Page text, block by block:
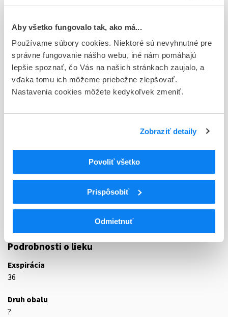
Aby všetko fungovalo tak, ako má...
Používame súbory cookies. Niektoré sú nevyhnutné pre
správne fungovanie nášho webu, iné nám pomáhajú
lepšie spoznať, čo Vás na našich stránkach zaujalo, a
vďaka tomu ich môžeme priebežne zlepšovať.
Nastavenia cookies môžete kedykoľvek zmeniť.
Zobraziť detaily
Povoliť všetko
Prispôsobiť
Odmietnuť
D - Registrácia bez obmedzenia platnosti
Typ registračnej procedúry
Vzájomné uznávanie (mutual recognition proc.)
Držiteľ, krajina
N
Centrálna nervová sústava
N02
Analgetiká
Opioidné analgetiká (anodyná)
N02AX
Iné opioidy
Podrobnosti o lieku
Exspirácia
36
Druh obalu
?